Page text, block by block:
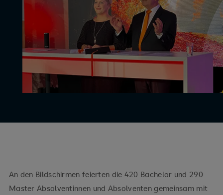
An den Bildschirmen feierten die 420 Bachelor und 290
Master Absolventinnen und Absolventen gemeinsam mit